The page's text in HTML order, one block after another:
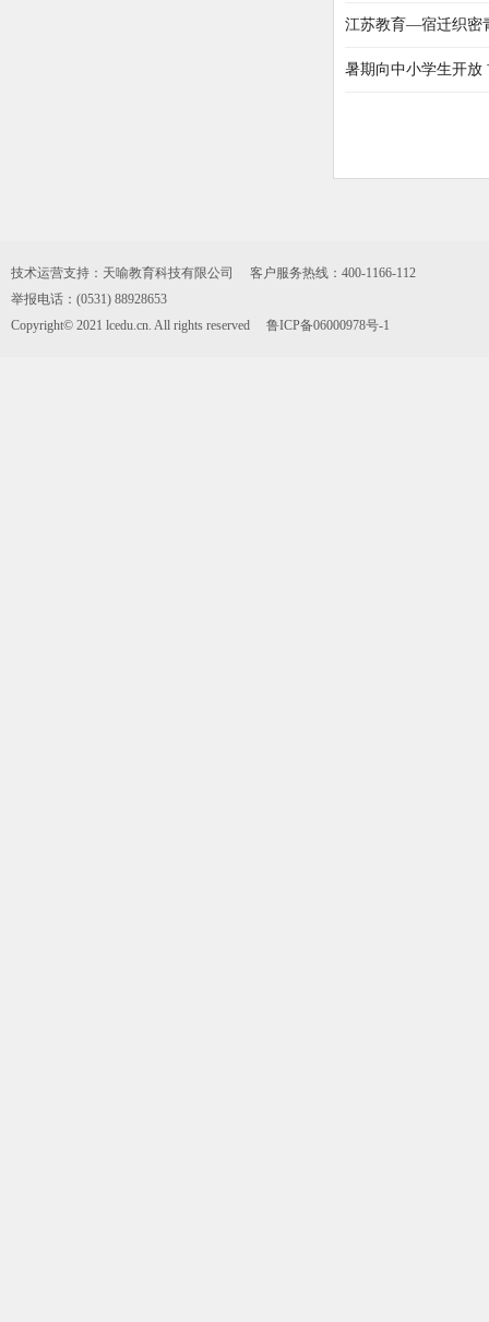
江苏教育—宿迁织密
暑期向中小学生开放
技术运营支持：天喻教育科技有限公司 客户服务热线：400-1166-112
举报电话：(0531) 88928653
Copyright© 2021 lcedu.cn. All rights reserved 鲁ICP备06000978号-1